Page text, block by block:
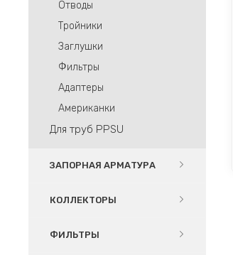
Отводы
Тройники
Заглушки
Фильтры
Адаптеры
Американки
Для труб PPSU
ЗАПОРНАЯ АРМАТУРА
КОЛЛЕКТОРЫ
ФИЛЬТРЫ